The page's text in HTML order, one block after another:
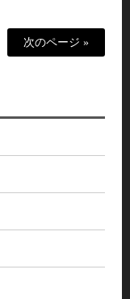
次のページ »